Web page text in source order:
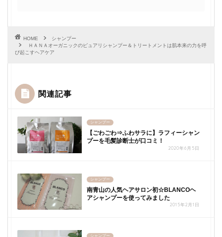
HOME
シャンプー
ＨＡＮＡオーガニックのピュアリシャンプー＆トリートメントは肌本来の力を呼
び起こすヘアケア
関連記事
シャンプー
【ごわごわ⇒ふわサラに】ラフィーシャン
プーを毛髪診断士が口コミ！
2020年6月5日
シャンプー
南青山の人気ヘアサロン初☆BLANCOヘ
アシャンプーを使ってみました
2015年2月1日
シャンプー